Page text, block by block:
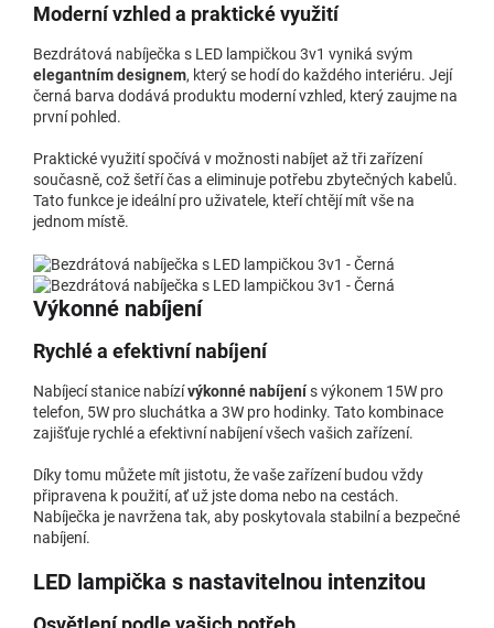
Moderní vzhled a praktické využití
Bezdrátová nabíječka s LED lampičkou 3v1 vyniká svým
elegantním designem, který se hodí do každého interiéru. Její
černá barva dodává produktu moderní vzhled, který zaujme na
první pohled.
Praktické využití spočívá v možnosti nabíjet až tři zařízení
současně, což šetří čas a eliminuje potřebu zbytečných kabelů.
Tato funkce je ideální pro uživatele, kteří chtějí mít vše na
jednom místě.
Výkonné nabíjení
Rychlé a efektivní nabíjení
Nabíjecí stanice nabízívýkonné nabíjenís výkonem 15W pro
telefon, 5W pro sluchátka a 3W pro hodinky. Tato kombinace
zajišťuje rychlé a efektivní nabíjení všech vašich zařízení.
Díky tomu můžete mít jistotu, že vaše zařízení budou vždy
připravena k použití, ať už jste doma nebo na cestách.
Nabíječka je navržena tak, aby poskytovala stabilní a bezpečné
nabíjení.
LED lampička s nastavitelnou intenzitou